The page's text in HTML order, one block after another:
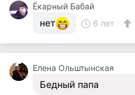
Ёкарный Бабай
нет 6 лет
Елена Ольштынская
Бедный папа